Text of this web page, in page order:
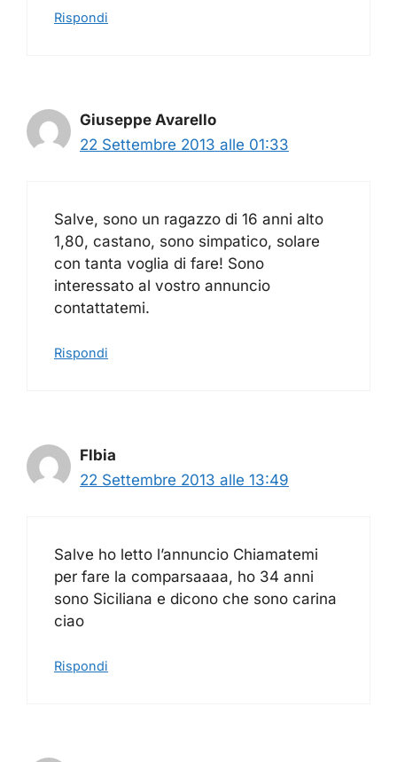
Rispondi
Giuseppe Avarello
22 Settembre 2013 alle 01:33
Salve, sono un ragazzo di 16 anni alto
1,80, castano, sono simpatico, solare
con tanta voglia di fare! Sono
interessato al vostro annuncio
contattatemi.
Rispondi
Flbia
22 Settembre 2013 alle 13:49
Salve ho letto l’annuncio Chiamatemi
per fare la comparsaaaa, ho 34 anni
sono Siciliana e dicono che sono carina
ciao
Rispondi